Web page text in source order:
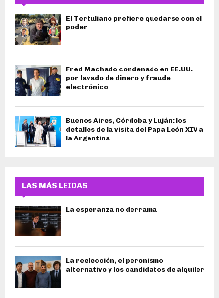
El Tertuliano prefiere quedarse con el
poder
Fred Machado condenado en EE.UU.
por lavado de dinero y fraude
electrónico
Buenos Aires, Córdoba y Luján: los
detalles de la visita del Papa León XIV a
la Argentina
LAS MÁS LEIDAS
La esperanza no derrama
La reelección, el peronismo
alternativo y los candidatos de alquiler